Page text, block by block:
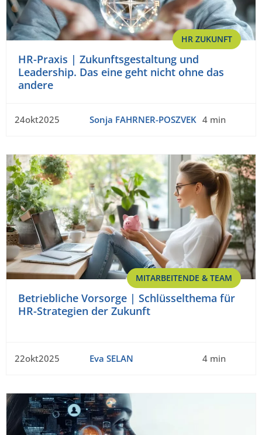
HR ZUKUNFT
HR-Praxis | Zukunftsgestaltung und
Leadership. Das eine geht nicht ohne das
andere
24okt2025 Sonja FAHRNER-POSZVEK 4 min
MITARBEITENDE & TEAM
Betriebliche Vorsorge | Schlüsselthema für
HR-Strategien der Zukunft
22okt2025 Eva SELAN 4 min